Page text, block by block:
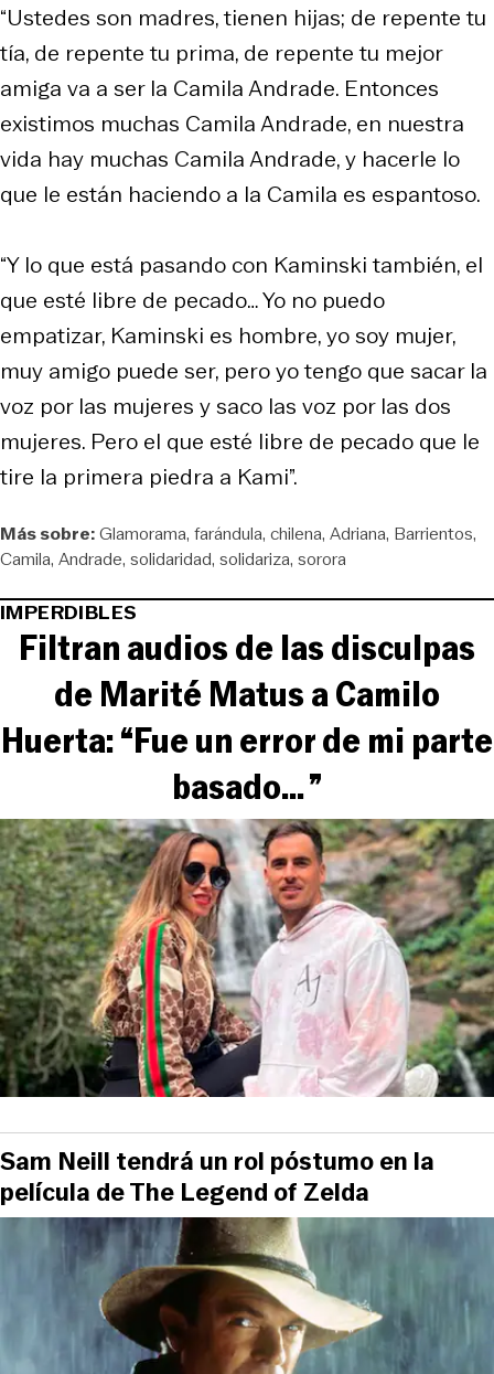
“Ustedes son madres, tienen hijas; de repente tu
tía, de repente tu prima, de repente tu mejor
amiga va a ser la Camila Andrade. Entonces
existimos muchas Camila Andrade, en nuestra
vida hay muchas Camila Andrade, y hacerle lo
que le están haciendo a la Camila es espantoso.
“Y lo que está pasando con Kaminski también, el
que esté libre de pecado… Yo no puedo
empatizar, Kaminski es hombre, yo soy mujer,
muy amigo puede ser, pero yo tengo que sacar la
voz por las mujeres y saco las voz por las dos
mujeres. Pero el que esté libre de pecado que le
tire la primera piedra a Kami”.
Más sobre:Glamorama farándula chilena Adriana Barrientos
Camila Andrade solidaridad solidariza sorora
IMPERDIBLES
Filtran audios de las disculpas
de Marité Matus a Camilo
Huerta: “Fue un error de mi parte
basado... ”
Sam Neill tendrá un rol póstumo en la
película de The Legend of Zelda